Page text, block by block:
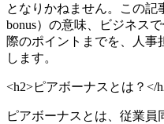
となりかねません。この記
bonus）の意味、ビジネス
際のポイントまでを、人事
します。
<h2>ピアボーナスとは？</
ピアボーナスとは、従業